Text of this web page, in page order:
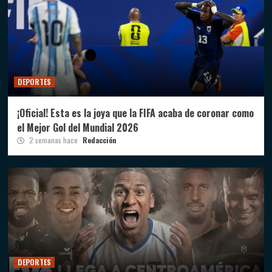
DEPORTES
¡Oficial! Esta es la joya que la FIFA acaba de coronar como
el Mejor Gol del Mundial 2026
2 semanas hace Redacción
DEPORTES